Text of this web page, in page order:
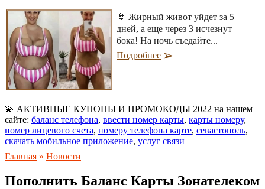
👙 Жирный живот уйдет за 5
дней, а еще через 3 исчезнут
бока! На ночь съедайте...
Подробнее
💫 АКТИВНЫЕ КУПОНЫ И ПРОМОКОДЫ 2022 на нашем
сайте: баланс телефона, ввести номер карты, карты номеру,
номер лицевого счета, номеру телефона карте, севастополь,
скачать мобильное приложение, услуг связи
Главная » Новости
Пополнить Баланс Карты Зонателеком